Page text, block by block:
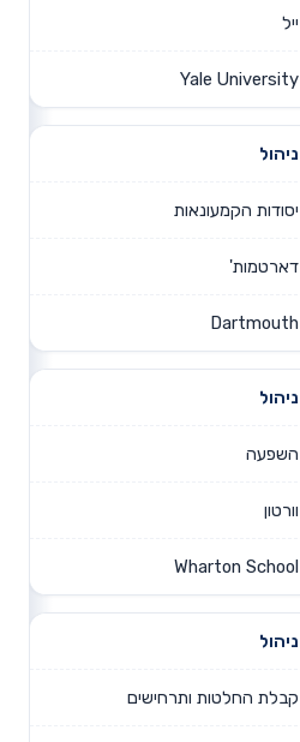
ייל
Yale University
ניהול
יסודות הקמעונאות
דארטמות'
Dartmouth
ניהול
השפעה
וורטון
Wharton School
ניהול
קבלת החלטות ותרחישים